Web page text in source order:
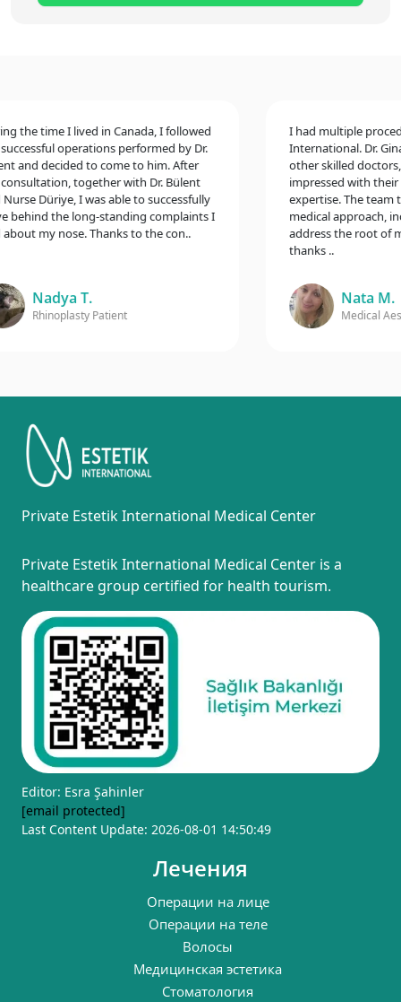
time I lived in Canada, I followed
operations performed by Dr.
decided to come to him. After
together with Dr. Bülent
Düriye, I was able to successfully
the long-standing complaints I
my nose. Thanks to the con..
Nadya T.
Rhinoplasty Patient
I had multiple
International. Dr. Gina
other skilled doctors,
impressed with their
expertise. The team
medical approach,
address the root of my
thanks ..
Nata M.
Medical
Private Estetik International Medical Center
Private Estetik International Medical Center is a
healthcare group certified for health tourism.
Editor: Esra Şahinler
[email protected]
Last Content Update: 2026-08-01 14:50:49
Лечения
Операции на лице
Операции на теле
Волосы
Медицинская эстетика
Стоматология